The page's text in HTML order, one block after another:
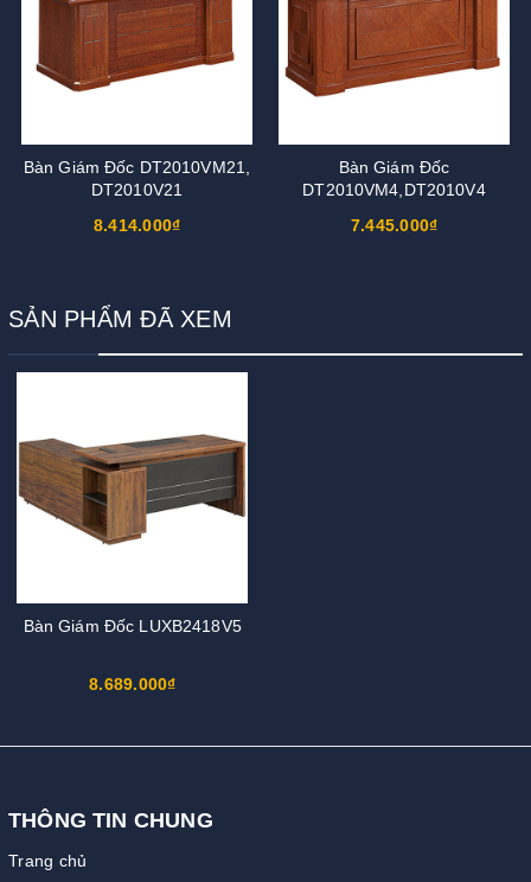
Bàn Giám Đốc DT2010VM21,
DT2010V21
8.414.000₫
Bàn Giám Đốc
DT2010VM4,DT2010V4
7.445.000₫
SẢN PHẨM ĐÃ XEM
Bàn Giám Đốc LUXB2418V5
8.689.000₫
THÔNG TIN CHUNG
Trang chủ